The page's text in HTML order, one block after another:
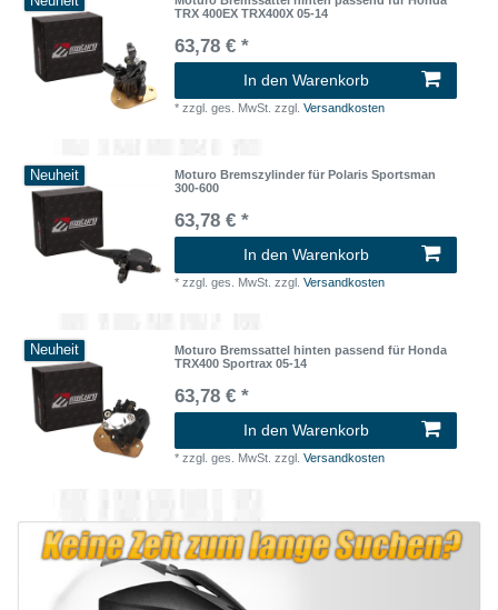
TRX 400EX TRX400X 05-14
63,78 € *
In den Warenkorb
*zzgl. ges. MwSt. zzgl.Versandkosten
Neuheit
Moturo Bremszylinder für Polaris Sportsman
300-600
63,78 € *
In den Warenkorb
*zzgl. ges. MwSt. zzgl.Versandkosten
Neuheit
Moturo Bremssattel hinten passend für Honda
TRX400 Sportrax 05-14
63,78 € *
In den Warenkorb
*zzgl. ges. MwSt. zzgl.Versandkosten